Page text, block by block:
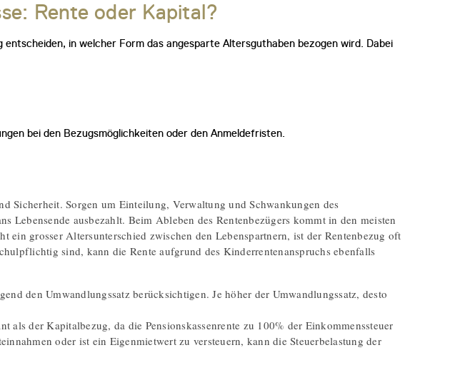
Rente oder Kapital?
entscheiden, in welcher Form das angesparte Altersguthaben bezogen wird. Dabei
bei den Bezugsmöglichkeiten oder den Anmeldefristen.
Sicherheit. Sorgen um Einteilung, Verwaltung und Schwankungen des
Lebensende ausbezahlt. Beim Ableben des Rentenbezügers kommt in den meisten
ein grosser Altersunterschied zwischen den Lebenspartnern, ist der Rentenbezug oft
sind, kann die Rente aufgrund des Kinderrentenanspruchs ebenfalls
den Umwandlungssatz berücksichtigen. Je höher der Umwandlungssatz, desto
als der Kapitalbezug, da die Pensionskassenrente zu 100% der Einkommenssteuer
oder ist ein Eigenmietwert zu versteuern, kann die Steuerbelastung der